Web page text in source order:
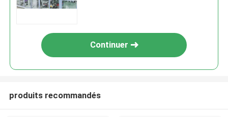
Continuer
produits recommandés